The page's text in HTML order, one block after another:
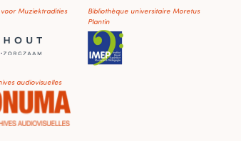
Muziektradities
Bibliothèque universitaire Moretus
Plantin
audiovisuelles